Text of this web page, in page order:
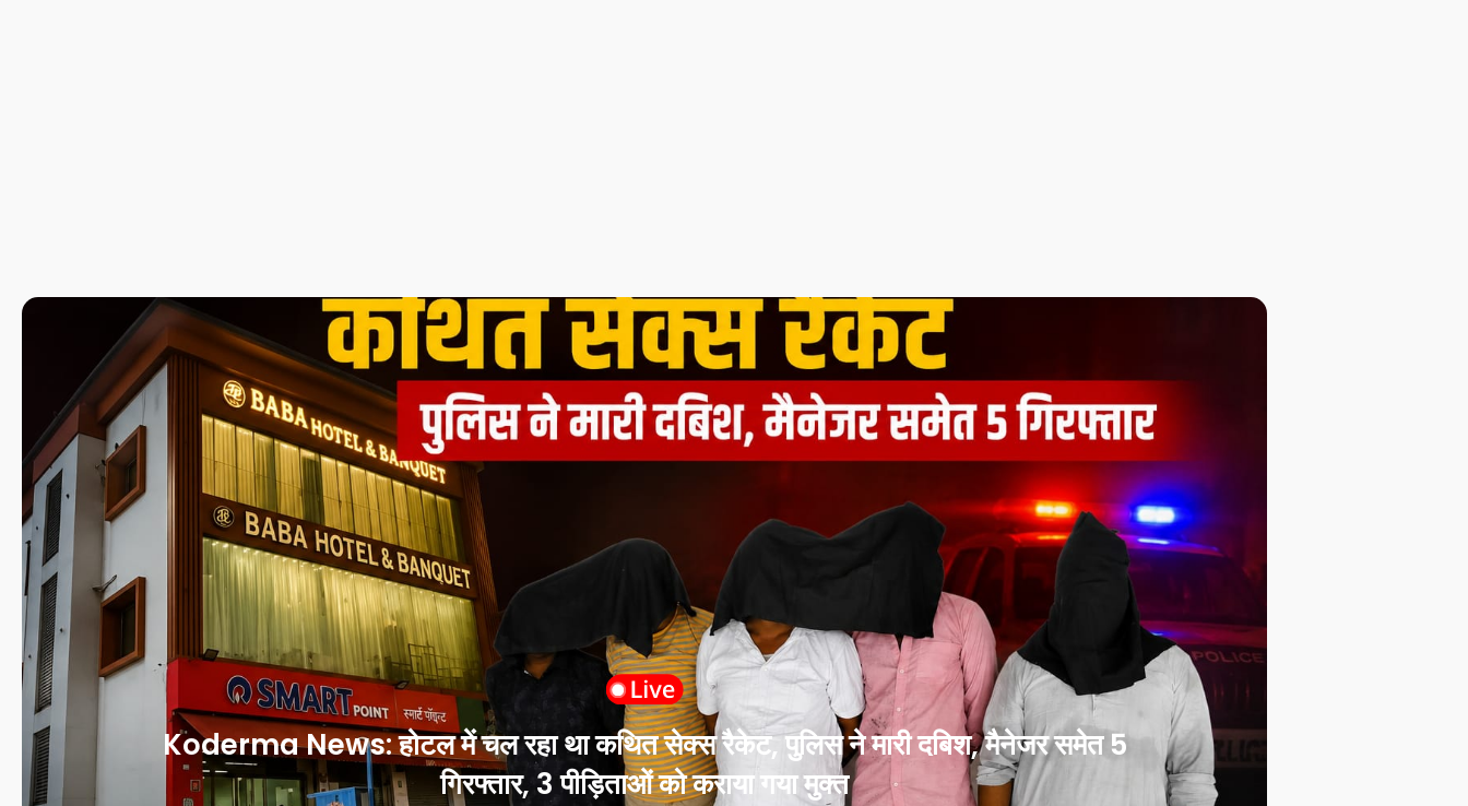
Koderma News: होटल में चल रहा था कथित सेक्स रैकेट, पुलिस ने मारी दबिश, मैनेजर समेत 5
गिरफ्तार, 3 पीड़िताओं को कराया गया मुक्त